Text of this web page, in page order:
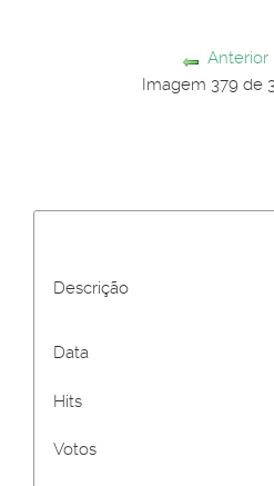
Anterior
Imagem 379 de
Descrição
Data
Hits
Votos